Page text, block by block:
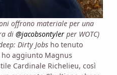
offrono materiale per una
di @jacobsontyler per WOTC)
Dirty Jobs ho tenuto
aggiunto Magnus
Cardinale Richelieu, così